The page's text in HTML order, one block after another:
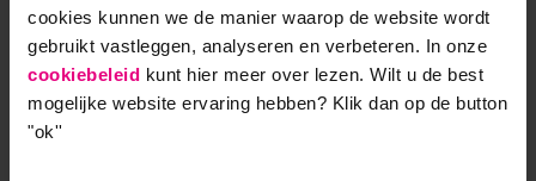
cookies kunnen we de manier waarop de website wordt
gebruikt vastleggen, analyseren en verbeteren. In onze
cookiebeleid kunt hier meer over lezen. Wilt u de best
mogelijke website ervaring hebben? Klik dan op de button
"ok''
9,0 op klantenvertellen.nl